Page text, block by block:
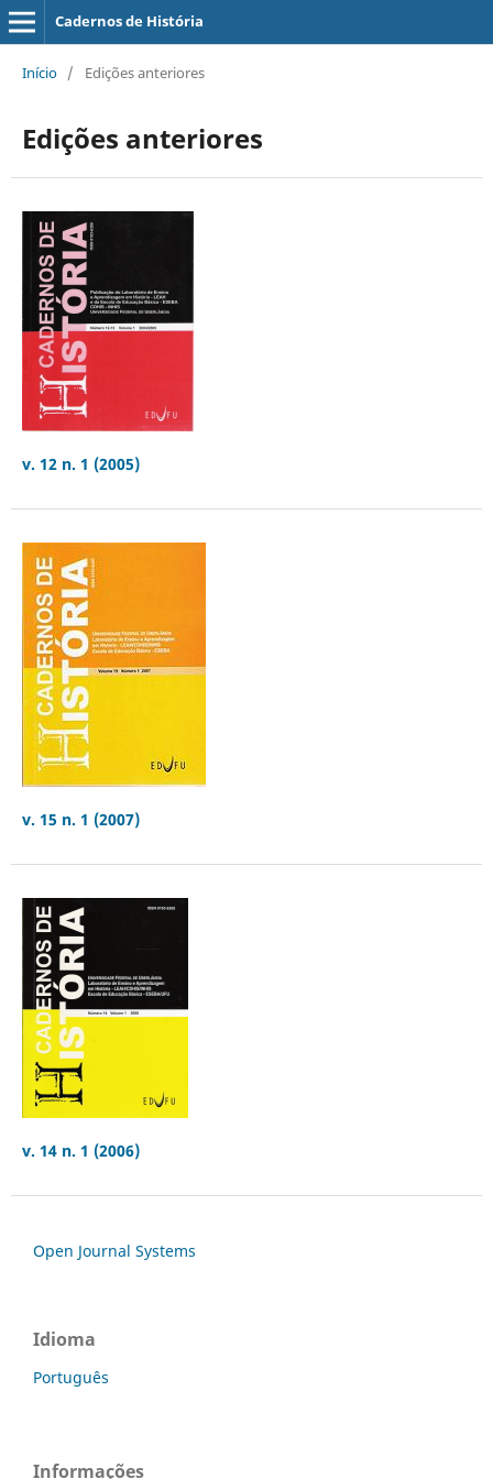
Cadernos de História
Início / Edições anteriores
Edições anteriores
v. 12 n. 1 (2005)
v. 15 n. 1 (2007)
v. 14 n. 1 (2006)
Open Journal Systems
Idioma
Português
Informações